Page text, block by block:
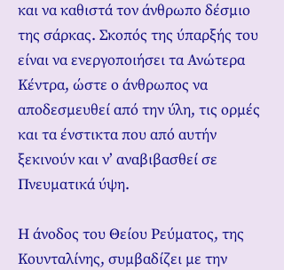
και να καθιστά τον άνθρωπο δέσμιο
της σάρκας. Σκοπός της ύπαρξής του
είναι να ενεργοποιήσει τα Ανώτερα
Κέντρα, ώστε ο άνθρωπος να
αποδεσμευθεί από την ύλη, τις ορμές
και τα ένστικτα που από αυτήν
ξεκινούν και ν’ αναβιβασθεί σε
Πνευματικά ύψη.
Η άνοδος του Θείου Ρεύματος, της
Κουνταλίνης, συμβαδίζει με την